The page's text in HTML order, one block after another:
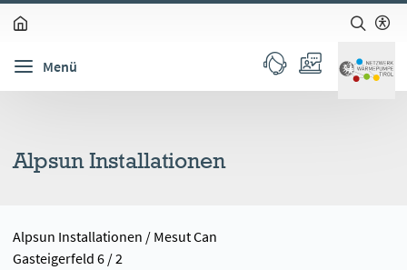
zum Inhalt springen (Alt + 0)
zur Navigation springen (Alt + 1)
zur Suche springen (Alt + 2)
Hochkontrastmodus ein-/ausschalten (Alt + 3)
Barrierefreiheits-Widget öffnen (Alt + 5)
Menü
Alpsun Installationen
Alpsun Installationen / Mesut Can
Gasteigerfeld 6 / 2